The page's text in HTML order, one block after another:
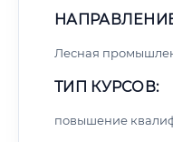
Лесная
ТИП КУРСОВ:
повышение